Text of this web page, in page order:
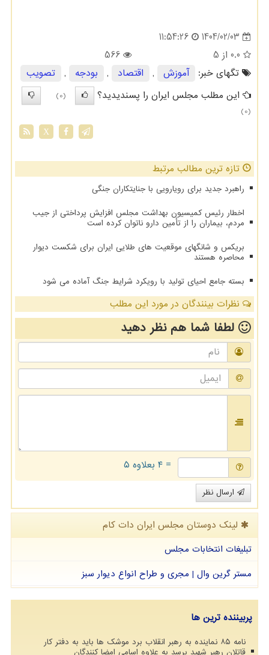
1404/02/03
11:54:26
0.0 از 5
566
تگهای خبر:
آموزش , اقتصاد , بودجه ,
تصویب
این مطلب مجلس ایران را پسندیدید؟
(0)
(0)
X
تازه ترین مطالب مرتبط
راهبرد جدید برای رویارویی با جنایتکاران جنگی
اخطار رئیس کمیسیون بهداشت مجلس افزایش پرداختی از جیب
مردم، بیماران را از تأمین دارو ناتوان کرده است
بریکس و شانگهای موقعیت های طلایی ایران برای شکست دیوار
محاصره هستند
بسته جامع احیای تولید با رویکرد شرایط جنگ آماده می شود
نظرات بینندگان در مورد این مطلب
لطفا شما همنظر دهید
= ۴ بعلاوه ۵
ارسال نظر
لینک دوستان مجلس ایران دات كام
تبلیغات انتخابات مجلس
مستر گرین وال | مجری و طراح انواع دیوار سبز
پربیننده ترین ها
نامه ۸۵ نماینده به رهبر انقلاب برد موشک ها باید به دفتر کار
قاتلان رهبر شهید برسد به علاوه اسامی امضا کنندگان